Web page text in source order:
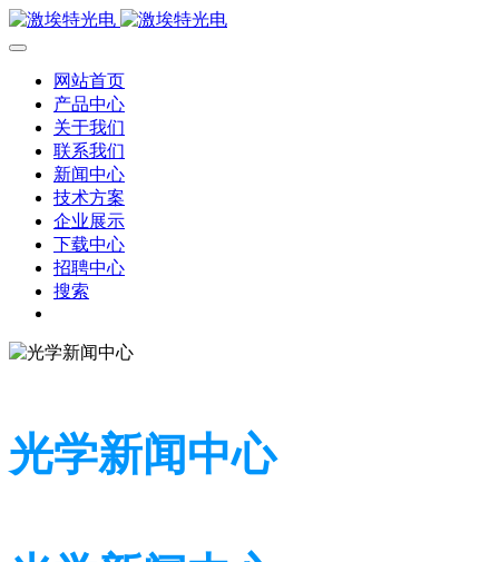
网站首页
产品中心
关于我们
联系我们
新闻中心
技术方案
企业展示
下载中心
招聘中心
搜索
光学新闻中心